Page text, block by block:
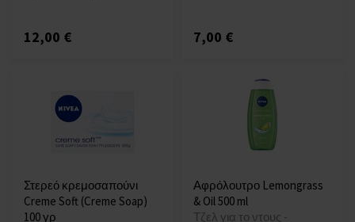
12,00 € 7,00 €
Στερεό κρεμοσαπούνι
Creme Soft (Creme Soap)
100 γρ
Αφρόλουτρο Lemongrass
& Oil 500 ml
Τζελ για το ντους -